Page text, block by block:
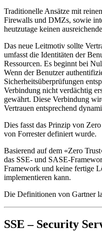
Traditionelle Ansätze mit
Firewalls und DMZs, sowie
heutzutage keinen
Das neue Leitmotiv sollte
umfasst die Identitäten der
Ressourcen. Es beginnt bei
Wenn der Benutzer
Sicherheitsüberprüfungen
Verbindung nicht verdächtig
gewährt. Diese Verbindung
Vertrauen entsprechend
Dies fasst das Prinzip von
von Forrester definiert wurde.
Basierend auf dem «Zero
das SSE- und SASE-
Framework und keine fertige
implementieren kann.
Die Definitionen von Gartner
SSE – Security